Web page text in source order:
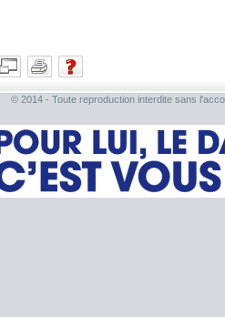
© 2014 - Toute reproduction interdite sans